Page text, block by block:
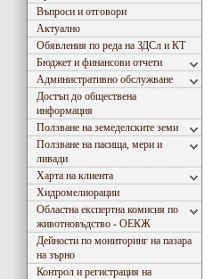
Въпроси и отговори
Актуално
Обявления по реда на ЗДСл и КТ
Бюджет и финансови отчети
Административно обслужване
Достъп до обществена
информация
Ползване на земеделските земи
Ползване на пасища, мери и
ливади
Харта на клиента
Хидромeлиорации
Областна експертна комисия по
животновъдство - ОЕКЖ
Дейности по мониторинг на пазара
на зърно
Контрол и регистрация на